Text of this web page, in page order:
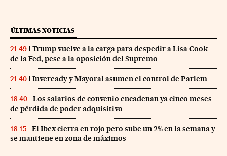
ÚLTIMAS NOTICIAS
21:49
Trump vuelve a la carga para despedir a Lisa Cook
de la Fed, pese a la oposición del Supremo
21:40 Inveready y Mayoral asumen el control de Parlem
18:40
Los salarios de convenio encadenan ya cinco meses
de pérdida de poder adquisitivo
18:15
El Ibex cierra en rojo pero sube un 2% en la semana y
se mantiene en zona de máximos